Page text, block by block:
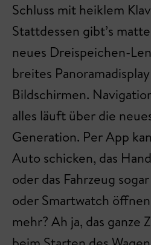
Schluss mit heiklem
Stattdessen gibt’s
neues Dreispeichen-
breites
Bildschirmen.
alles läuft über die
Generation. Per App
Auto schicken, das
oder das Fahrzeug
oder Smartwatch
mehr? Ah ja, das ganze